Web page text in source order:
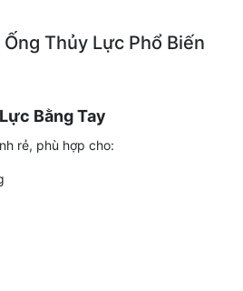
Thủy Lực Phổ Biến
Bằng Tay
rẻ, phù hợp cho: